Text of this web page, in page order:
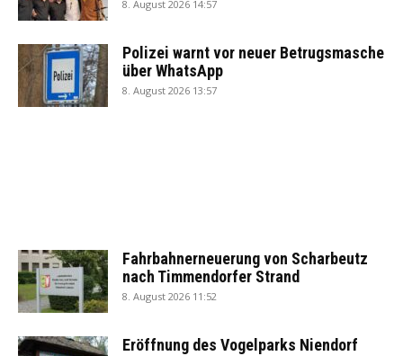
8. August 2026 14:57
Polizei warnt vor neuer Betrugsmasche
über WhatsApp
8. August 2026 13:57
Fahrbahnerneuerung von Scharbeutz
nach Timmendorfer Strand
8. August 2026 11:52
Eröffnung des Vogelparks Niendorf